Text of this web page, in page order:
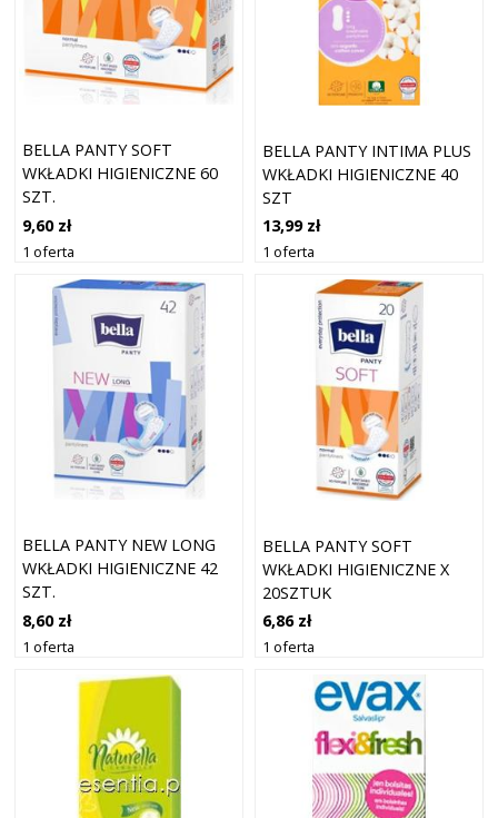
BELLA PANTY SOFT
WKŁADKI HIGIENICZNE 60
SZT.
9,60 zł
1 oferta
BELLA PANTY INTIMA PLUS
WKŁADKI HIGIENICZNE 40
SZT
13,99 zł
1 oferta
BELLA PANTY NEW LONG
WKŁADKI HIGIENICZNE 42
SZT.
8,60 zł
1 oferta
BELLA PANTY SOFT
WKŁADKI HIGIENICZNE X
20SZTUK
6,86 zł
1 oferta